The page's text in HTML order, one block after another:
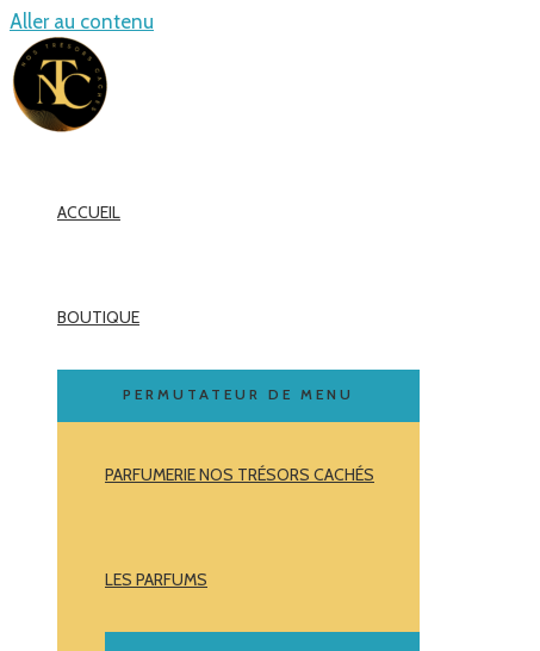
Aller au contenu
ACCUEIL
BOUTIQUE
PERMUTATEUR DE MENU
PARFUMERIE NOS TRÉSORS CACHÉS
LES PARFUMS